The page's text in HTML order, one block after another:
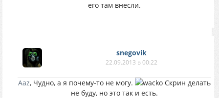
его там внесли.
snegovik
22.09.2013 в 00:22
Aaz, Чудно, а я почему-то не могу.
Скрин делать
не буду, но это так и есть.